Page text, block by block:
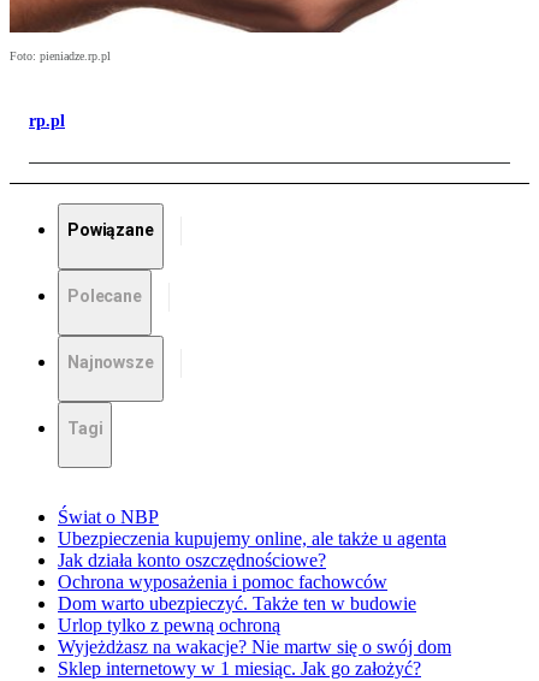
Foto: pieniadze.rp.pl
rp.pl
Powiązane
Polecane
Najnowsze
Tagi
Świat o NBP
Ubezpieczenia kupujemy online, ale także u agenta
Jak działa konto oszczędnościowe?
Ochrona wyposażenia i pomoc fachowców
Dom warto ubezpieczyć. Także ten w budowie
Urlop tylko z pewną ochroną
Wyjeżdżasz na wakacje? Nie martw się o swój dom
Sklep internetowy w 1 miesiąc. Jak go założyć?